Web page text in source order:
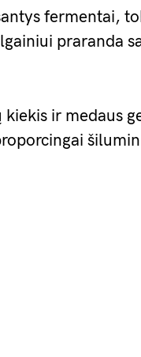
fermentai,
praranda
ir medaus